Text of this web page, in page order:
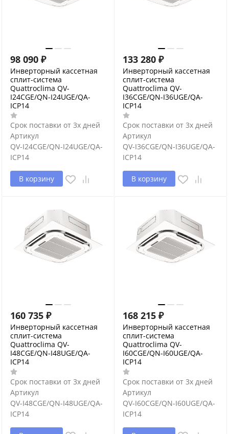
98 090 ₽
Инверторный кассетная
сплит-система
Quattroclima QV-
I24CGE/QN-I24UGE/QA-
ICP14
Срок поставки от 3х дней
Артикул
QV-I24CGE/QN-I24UGE/QA-
ICP14
В корзину
133 280 ₽
Инверторный кассетная
сплит-система
Quattroclima QV-
I36CGE/QN-I36UGE/QA-
ICP14
Срок поставки от 3х дней
Артикул
QV-I36CGE/QN-I36UGE/QA-
ICP14
В корзину
160 735 ₽
Инверторный кассетная
сплит-система
Quattroclima QV-
I48CGE/QN-I48UGE/QA-
ICP14
Срок поставки от 3х дней
Артикул
QV-I48CGE/QN-I48UGE/QA-
ICP14
168 215 ₽
Инверторный кассетная
сплит-система
Quattroclima QV-
I60CGE/QN-I60UGE/QA-
ICP14
Срок поставки от 3х дней
Артикул
QV-I60CGE/QN-I60UGE/QA-
ICP14